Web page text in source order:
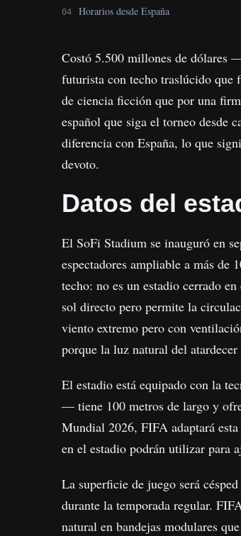
Horarios desde España
Costó 5.500 millones de dólares
futurista con techo traslúcido que
de ciencia ficción que por una
español que siga el torneo desde
diferencia con España, lo que
devoto.
Datos del
El SoFi Stadium se inauguró en
espectadores ampliable a más de
techo: no es un estadio cerrado
sol directo pero permite la
viento extremo pero con
porque la luz natural del
El estadio está equipado con la
— tiene 100 metros de largo y
Mundial 2026, FIFA adaptará
en el estadio podrán utilizar para
La superficie de juego será
durante la temporada regular.
natural en bandejas modulares